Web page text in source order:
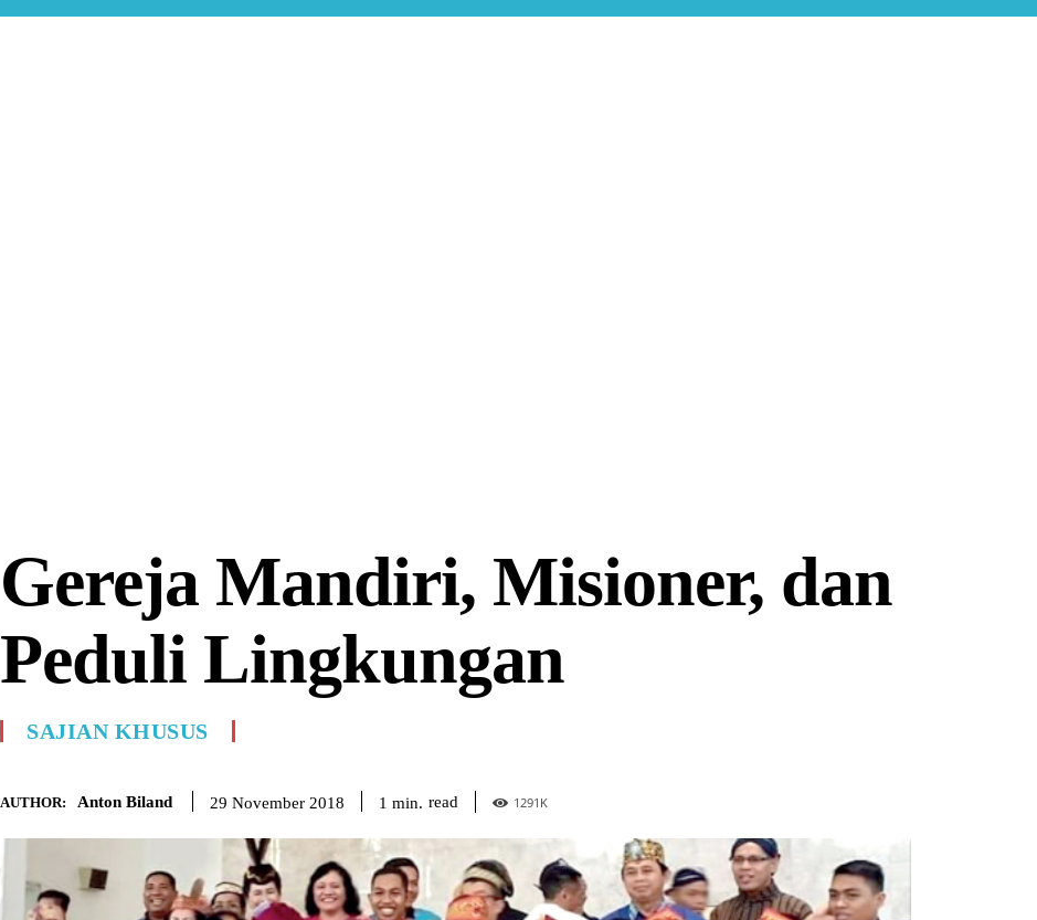
Gereja Mandiri, Misioner, dan
Peduli Lingkungan
SAJIAN KHUSUS
AUTHOR: Anton Biland 29 November 2018 1 min. read 1291 K